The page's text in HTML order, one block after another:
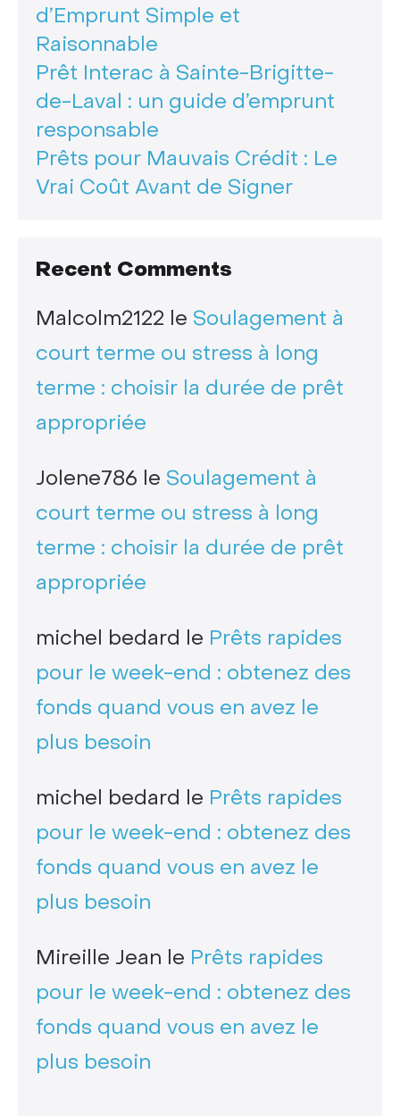
d’Emprunt Simple et
Raisonnable
Prêt Interac à Sainte-Brigitte-
de-Laval : un guide d’emprunt
responsable
Prêts pour Mauvais Crédit : Le
Vrai Coût Avant de Signer
Recent Comments
Malcolm2122 le Soulagement à
court terme ou stress à long
terme : choisir la durée de prêt
appropriée
Jolene786 le Soulagement à
court terme ou stress à long
terme : choisir la durée de prêt
appropriée
michel bedard le Prêts rapides
pour le week-end : obtenez des
fonds quand vous en avez le
plus besoin
michel bedard le Prêts rapides
pour le week-end : obtenez des
fonds quand vous en avez le
plus besoin
Mireille Jean le Prêts rapides
pour le week-end : obtenez des
fonds quand vous en avez le
plus besoin